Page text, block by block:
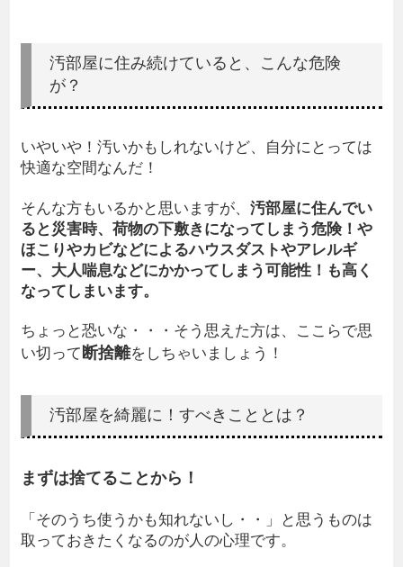
汚部屋に住み続けていると、こんな危険
が？
いやいや！汚いかもしれないけど、自分にとっては
快適な空間なんだ！
そんな方もいるかと思いますが、 汚部屋に住んでい
ると災害時、荷物の下敷きになってしまう危険！や
ほこりやカビなどによるハウスダストやアレルギ
ー、大人喘息などにかかってしまう可能性！も高く
なってしまいます。
ちょっと恐いな・・・そう思えた方は、ここらで思
い切って断捨離をしちゃいましょう！
汚部屋を綺麗に！すべきこととは？
まずは捨てることから！
「そのうち使うかも知れないし・・」と思うものは
取っておきたくなるのが人の心理です。